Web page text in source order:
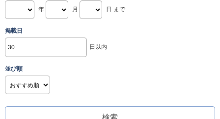
年 月 日 まで
掲載日
日以内
並び順